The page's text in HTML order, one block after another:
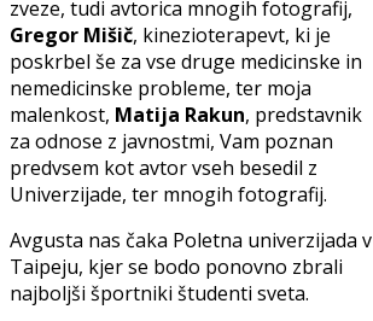
zveze, tudi avtorica mnogih fotografij,
Gregor Mišič, kinezioterapevt, ki je
poskrbel še za vse druge medicinske in
nemedicinske probleme, ter moja
malenkost, Matija Rakun, predstavnik
za odnose z javnostmi, Vam poznan
predvsem kot avtor vseh besedil z
Univerzijade, ter mnogih fotografij.
Avgusta nas čaka Poletna univerzijada v
Taipeju, kjer se bodo ponovno zbrali
najboljši športniki študenti sveta.